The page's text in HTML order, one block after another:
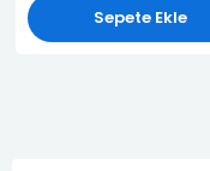
Sepete Ekle